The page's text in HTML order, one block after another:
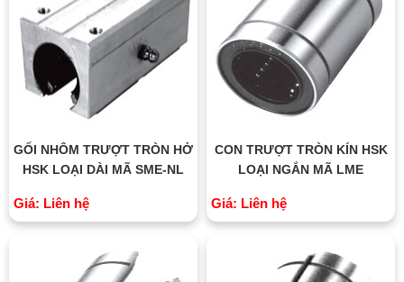
GỐI NHÔM TRƯỢT TRÒN HỞ
HSK LOẠI DÀI MÃ SME-NL
Giá: Liên hệ
CON TRƯỢT TRÒN KÍN HSK
LOẠI NGẮN MÃ LME
Giá: Liên hệ